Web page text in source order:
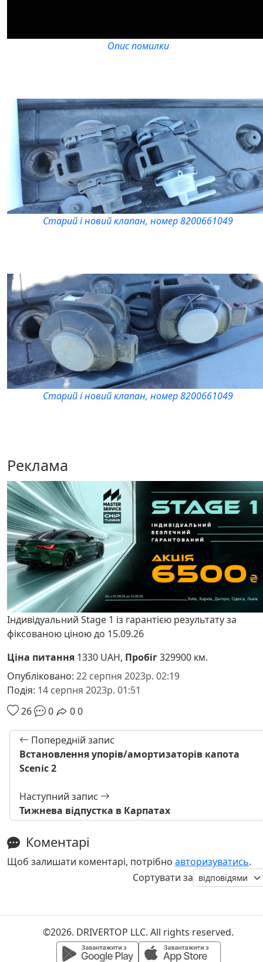
Опис помилки
Старий і новий клапан, номер 8200661049
Старий і новий клапан, номер 8200661049
Реклама
Індивідуальний Stage 1 із гарантією результату за
фіксованою ціною до 15.09.26
Ціна питання 1330 UAH, Пробіг329900 км.
Опубліковано: 22 серпня 2023р. 02:19
Подія: 14 серпня 2023р. 01:51
26
0 00
Попередній запис
Встановлення упорів/амортизаторів капота
Scenic 2
Наступний запис
Тижнева відпустка в Карпатах
Коментарі
Щоб залишати коментарі, потрібно авторизуватись.
Сортувати за
©2026. DRIVERTOP LLC. All rights reserved.